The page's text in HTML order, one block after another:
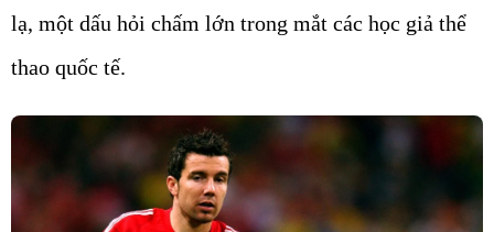
lạ, một dấu hỏi chấm lớn trong mắt các học giả thể
thao quốc tế.